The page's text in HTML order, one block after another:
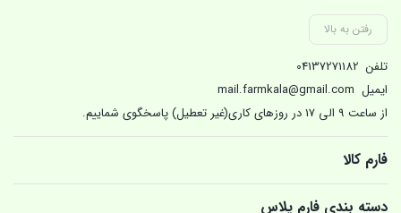
رفتن به بالا
تلفن 04137271182
ایمیل mail.farmkala@gmail.com
از ساعت 9 الی 17 در روزهای کاری(غیر تعطیل) پاسخگوی شماییم.
فارم کالا
دسته بندی فارم پلاس